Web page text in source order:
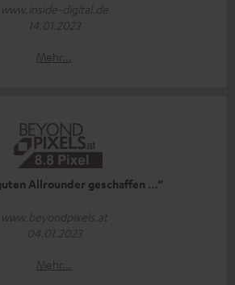
www.inside-digital.de
14.01.2023
Mehr...
Allrounder geschaffen …“
www.beyondpixels.at
04.01.2023
Mehr...